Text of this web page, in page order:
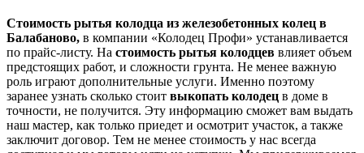
Стоимость рытья колодца из железобетонных колец в
Балабаново, в компании «Колодец Профи» устанавливается
по прайс-листу. На стоимость рытья колодцев влияет объем
предстоящих работ, и сложности грунта. Не менее важную
роль играют дополнительные услуги. Именно поэтому
заранее узнать сколько стоит выкопать колодец в доме в
точности, не получится. Эту информацию сможет вам выдать
наш мастер, как только приедет и осмотрит участок, а также
заключит договор. Тем не менее стоимость у нас всегда